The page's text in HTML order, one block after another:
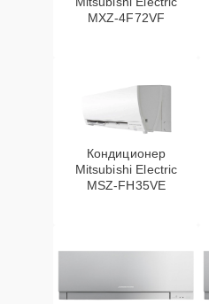
MXZ-4F72VF
Кондиционер
Mitsubishi Electric
MSZ-FH35VE